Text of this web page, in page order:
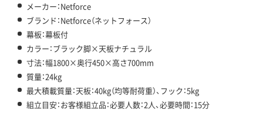
メーカー：Netforce
ブランド：Netforce（ネットフォース）
幕板：幕板付
カラー：ブラック脚×天板ナチュラル
寸法：幅1800×奥行450×高さ700mm
質量：24kg
最大積載質量：天板：40kg（均等耐荷重）、フック：5kg
組立目安：お客様組立品：必要人数：2人、必要時間：15分